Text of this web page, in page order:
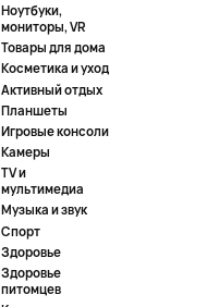
Ноутбуки,
мониторы, VR
Товары для дома
Косметика и уход
Активный отдых
Планшеты
Игровые консоли
Камеры
TV и
мультимедиа
Музыка и звук
Спорт
Здоровье
Здоровье
питомцев